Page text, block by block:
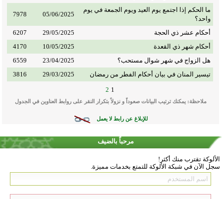
ما الحكم إذا اجتمع يوم العيد ويوم الجمعة في يوم
واحد؟
05/06/2025
7978
أحكام عشر ذي الحجة 29/05/2025
6207
أحكام شهر ذي القعدة
10/05/2025
4170
هل الزواج في شهر شوال مستحب؟
23/04/2025
6559
تيسير المنان في بيان أحكام الفطر من رمضان
29/03/2025
3816
1
2
ملاحظة: يمكنك ترتيب البيانات صعوداً و نزولاً بتكرار النقر على روابط العناوين في الجدول
للإبلاغ عن رابط لا يعمل
مرحباً بالضيف
الألوكة تقترب منك أكثر!
سجل الآن في شبكة الألوكة للتمتع بخدمات مميزة.